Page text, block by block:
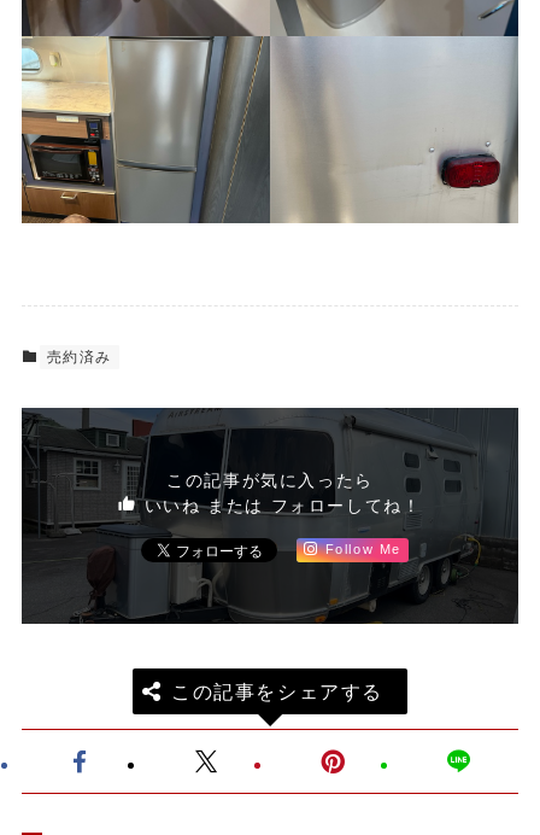
売約済み
この記事が気に入ったら
いいね または フォローしてね！
Follow Me
この記事をシェアする